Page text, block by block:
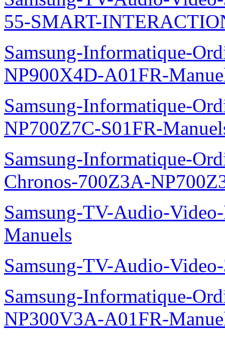
55-SMART-
Samsung-Informatique-
NP900X4D-A01FR-
Samsung-Informatique-
NP700Z7C-S01FR-
Samsung-Informatique-
Chronos-700Z3A-
Samsung-TV-Audio-
Manuels
Samsung-TV-Audio-
Samsung-Informatique-
NP300V3A-A01FR-